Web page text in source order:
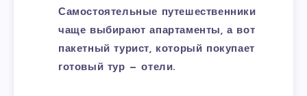
Самостоятельные путешественники
чаще выбирают апартаменты, а вот
пакетный турист, который покупает
готовый тур — отели.